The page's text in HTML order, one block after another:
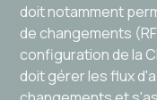
doit notamment
de changements
configuration de la
doit gérer les flux